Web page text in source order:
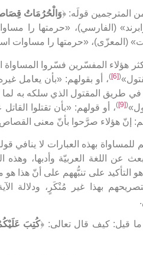
المترجمين قولَه: ﴿وَالْحُرُمَاتُ
(الفارسي)، «حرمتها را
(المعزّى)، «حرمتها را مساوات
هؤلاء المفسّرين فسّروا
(
[6]
)، أو بقولهم: «بأن يعامل
في طريق المقتول الذي سلكه به لما
(
[9]
)، أو قولهم: «بأن تقتلوا
إنّ هؤلاء صرَّحوا بأنّ معنى
للمساواة بهذه العبارات لا ينافي
عن اللغة العربيّة وأدبها، وهذه
هو التأكيد على تنبُّههم على أنّ
بهذا غير مُنْكَرٍ، ودلالة
ما قيل: كيف قال تعالى: ﴿كُتِبَ